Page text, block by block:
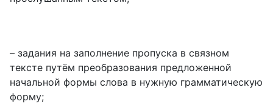
– задания на заполнение пропуска в связном
тексте путём преобразования предложенной
начальной формы слова в нужную грамматическую
форму;